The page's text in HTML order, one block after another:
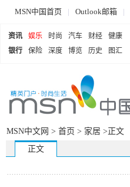
MSN中国首页 | Outlook邮箱 |
资讯 娱乐 时尚 汽车 财经
健康
银行
保险 深度 博览 历史 图汇
MSN中文网 > 首页 > 家居 >正文
正文